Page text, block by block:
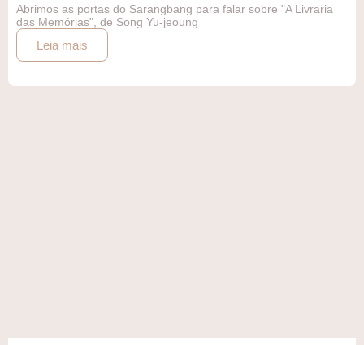
Abrimos as portas do Sarangbang para falar sobre "A Livraria
das Memórias", de Song Yu-jeoung
Leia mais